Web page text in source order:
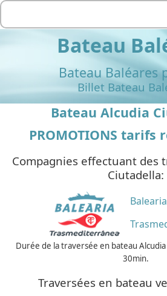
Bateau
Bateau Baléares
Billet Bateau
Bateau Alcudia
PROMOTIONS tarifs
Compagnies effectuant des
Ciutadella:
Balearia
Durée de la traversée en bateau
30min.
Traversées en bateau